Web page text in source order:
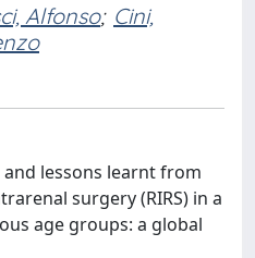
Alfonso; Cini,
lessons learnt from
surgery (RIRS) in a
age groups: a global